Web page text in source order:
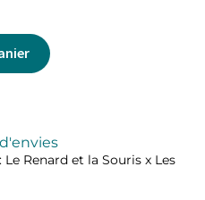
Renard et la Souris x Les